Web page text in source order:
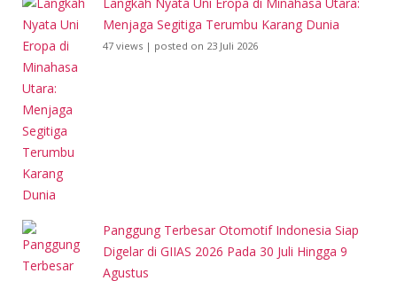
Langkah Nyata Uni Eropa di Minahasa Utara:
Menjaga Segitiga Terumbu Karang Dunia
47 views | posted on 23 Juli 2026
Panggung Terbesar Otomotif Indonesia Siap
Digelar di GIIAS 2026 Pada 30 Juli Hingga 9
Agustus